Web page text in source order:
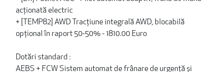
acționată electric
+ [TEMP82] AWD Tracţiune integrală AWD, blocabilă
opțional în raport 50-50% - 1810.00 Euro
Dotări standard :
AEBS + FCW Sistem automat de frânare de urgență și